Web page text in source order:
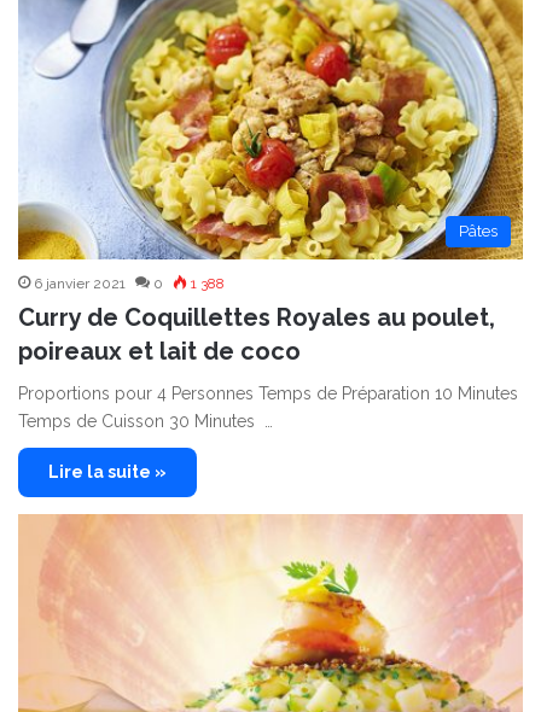
Pâtes
6 janvier 2021 0 1 388
Curry de Coquillettes Royales au poulet,
poireaux et lait de coco
Proportions pour 4 Personnes Temps de Préparation 10 Minutes
Temps de Cuisson 30 Minutes …
Lire la suite »